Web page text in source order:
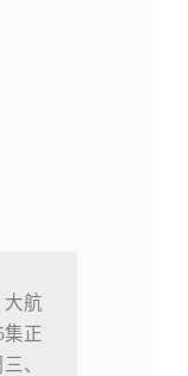
大航
集正
、